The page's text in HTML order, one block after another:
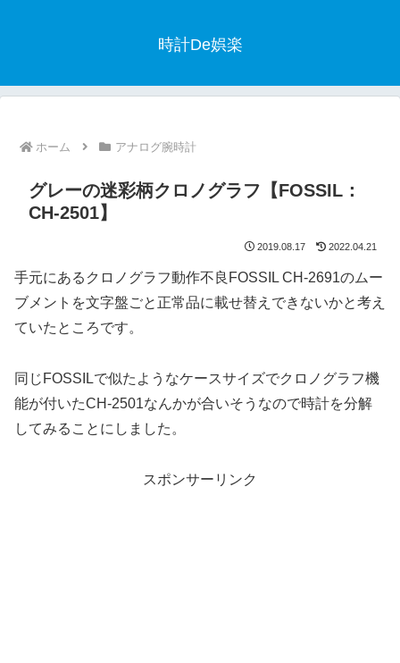
時計De娯楽
ホーム アナログ腕時計
グレーの迷彩柄クロノグラフ【FOSSIL：
CH-2501】
2019.08.17 2022.04.21
手元にあるクロノグラフ動作不良FOSSIL CH-2691のムー
ブメントを文字盤ごと正常品に載せ替えできないかと考え
ていたところです。
同じFOSSILで似たようなケースサイズでクロノグラフ機
能が付いたCH-2501なんかが合いそうなので時計を分解
してみることにしました。
スポンサーリンク